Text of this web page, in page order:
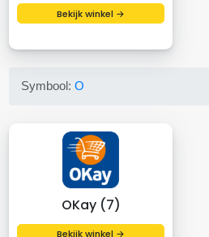
Bekijk winkel →
Symbool:O
OKay (7)
Bekijk winkel →